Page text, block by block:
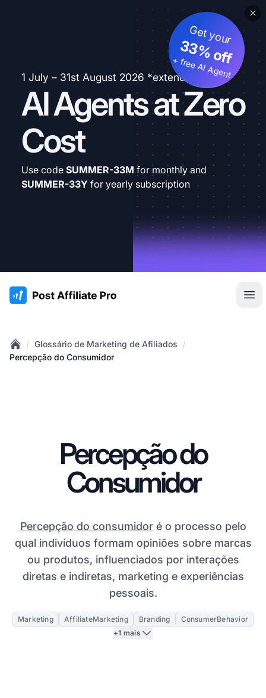
1 July – 31st August 2026 *extended
AI Agents at Zero
Cost
Get your
33% off
+ free AI Agent
Use code SUMMER-33M for monthly and
SUMMER-33Y for yearly subscription
:site.title
Home
/ Glossário de Marketing de Afiliados /
Percepção do Consumidor
Percepção do
Consumidor
Percepção do consumidoré o processo pelo
qual indivíduos formam opiniões sobre marcas
ou produtos, influenciados por interações
diretas e indiretas, marketing e experiências
pessoais.
Marketing AffiliateMarketing Branding
ConsumerBehavior
+1 mais